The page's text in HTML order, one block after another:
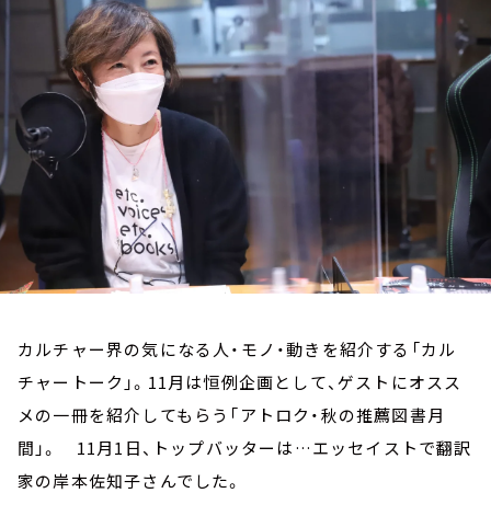
会社情報
カルチャー界の気になる人・モノ・動きを紹介する「カル
チャートーク」。11月は恒例企画として、ゲストにオスス
メの一冊を紹介してもらう「アトロク・秋の推薦図書月
間」。 11月1日、トップバッターは…エッセイストで翻訳
家の岸本佐知子さんでした。